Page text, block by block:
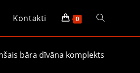
Kontakti 0
bāra dīvāna komplekts